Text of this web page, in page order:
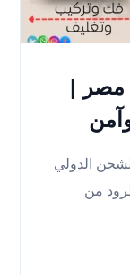
مصر |
الدولي
من